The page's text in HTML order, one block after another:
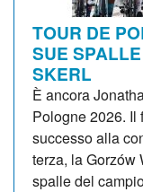
TOUR DE
SUE
SKERL
È ancora
Pologne 2026. Il
successo alla
terza, la Gorzów
spalle del